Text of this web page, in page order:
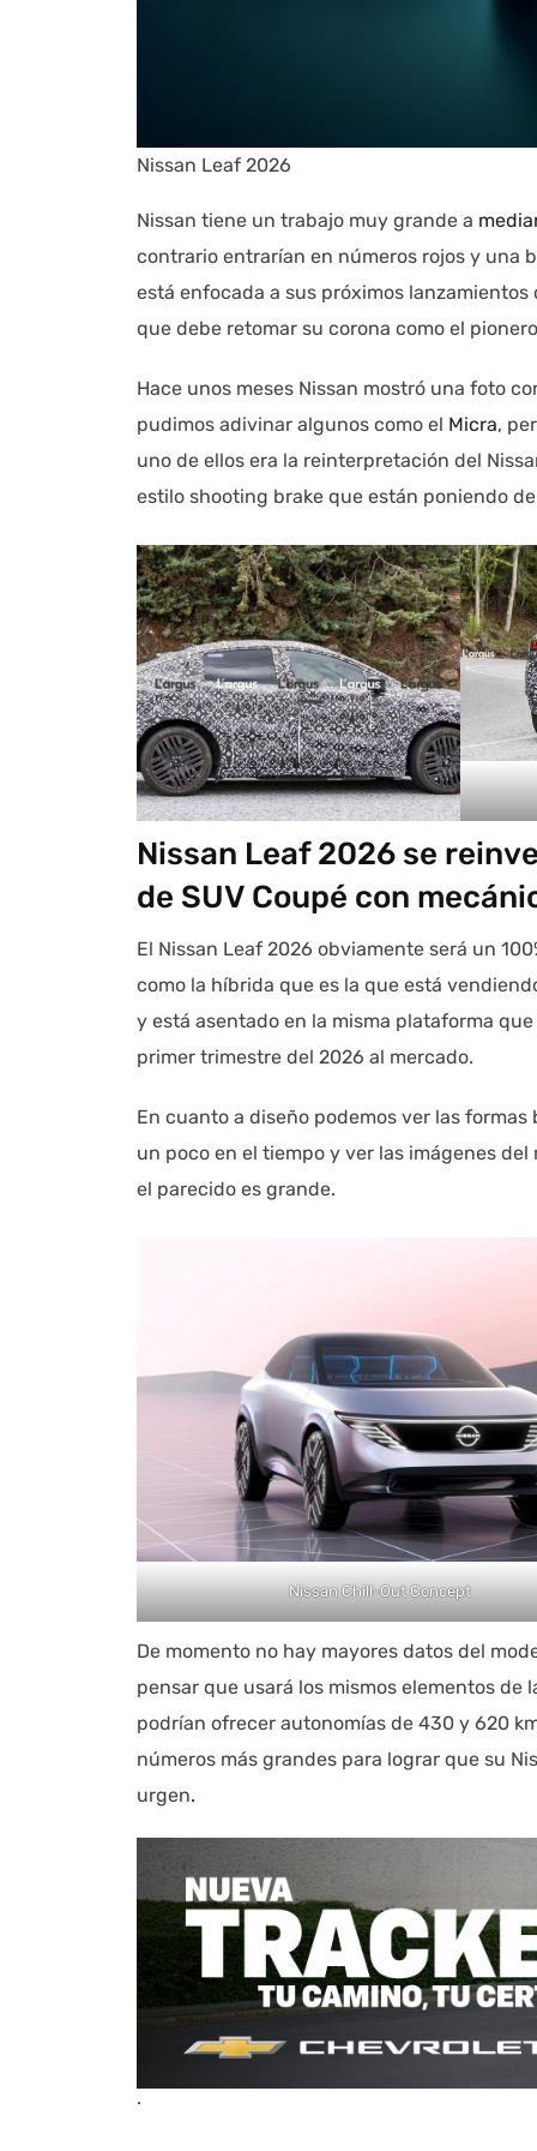
Nissan Leaf 2026
Nissan tiene un trabajo muy grande a
contrario entrarían en números rojos y una
está enfocada a sus próximos
que debe retomar su corona como el
Hace unos meses Nissan mostró una foto
pudimos adivinar algunos como el Micra,
uno de ellos era la reinterpretación del
estilo shooting brake que están poniendo
Nissan Leaf 2026 se
de SUV Coupé con
El Nissan Leaf 2026 obviamente será un
como la híbrida que es la que está
y está asentado en la misma plataforma
primer trimestre del 2026 al mercado.
En cuanto a diseño podemos ver las
un poco en el tiempo y ver las imágenes
el parecido es grande.
Nissan Chill-Out Concept
De momento no hay mayores datos del
pensar que usará los mismos elementos de
podrían ofrecer autonomías de 430 y 620
números más grandes para lograr que su
urgen.
.